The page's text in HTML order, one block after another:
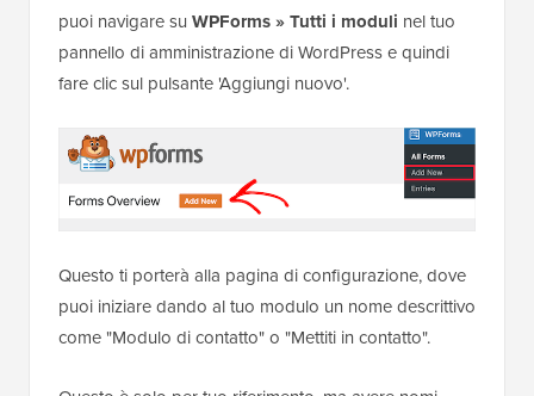
puoi navigare su WPForms » Tutti i moduli nel tuo
pannello di amministrazione di WordPress e quindi
fare clic sul pulsante 'Aggiungi nuovo'.
Questo ti porterà alla pagina di configurazione, dove
puoi iniziare dando al tuo modulo un nome descrittivo
come "Modulo di contatto" o "Mettiti in contatto".